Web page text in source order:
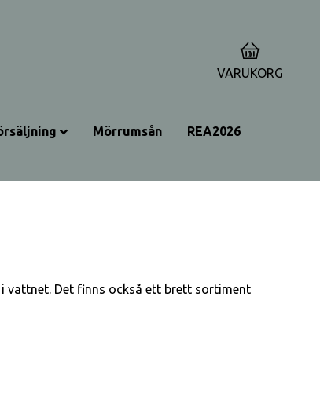
0
VARUKORG
Mörrumsån REA2026
vattnet. Det finns också ett brett sortiment